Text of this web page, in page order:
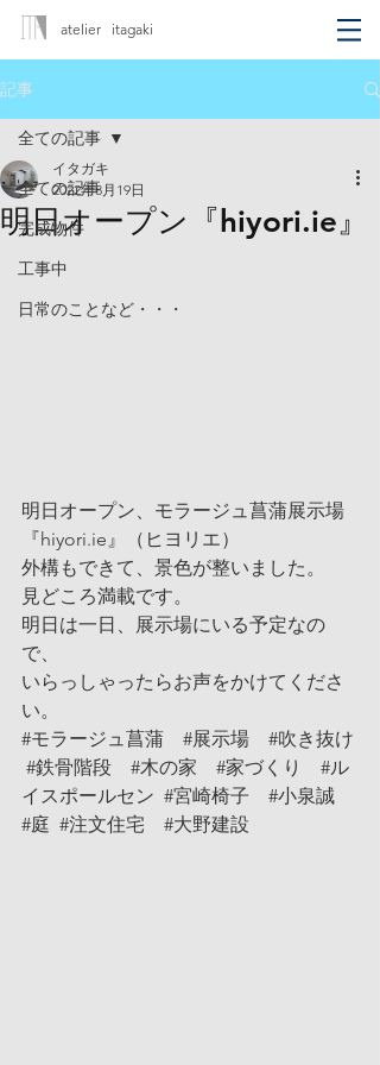
atelier itagaki
記事
全ての記事
完成物件
工事中
日常のことなど・・・
全ての記事
明日オープン『hiyori.ie』
イタガキ
2022年8月19日
明日オープン、モラージュ菖蒲展示場
『hiyori.ie』（ヒヨリエ）
外構もできて、景色が整いました。
見どころ満載です。
明日は一日、展示場にいる予定なの
で、
いらっしゃったらお声をかけてくださ
い。
#モラージュ菖蒲
#展示場
#吹き抜け
#鉄骨階段
#木の家 #家づくり
#ル
イスポールセン #宮崎椅子
#小泉誠
#庭 #注文住宅 #大野建設